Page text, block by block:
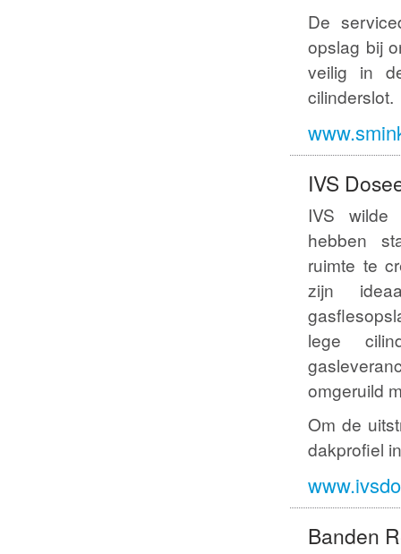
De
opslag bij
veilig in
cilinderslot.
IVS
IVS wilde
hebben
ruimte te
zijn
lege
omgeruild
Om de
dakprofiel
Banden